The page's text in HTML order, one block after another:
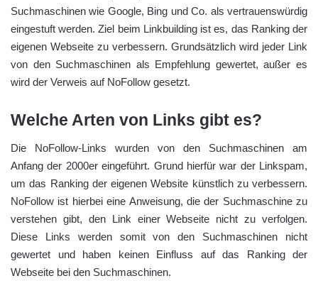
Suchmaschinen wie Google, Bing und Co. als vertrauenswürdig
eingestuft werden. Ziel beim Linkbuilding ist es, das Ranking der
eigenen Webseite zu verbessern. Grundsätzlich wird jeder Link
von den Suchmaschinen als Empfehlung gewertet, außer es
wird der Verweis auf NoFollow gesetzt.
Welche Arten von Links gibt es?
Die NoFollow-Links wurden von den Suchmaschinen am
Anfang der 2000er eingeführt. Grund hierfür war der Linkspam,
um das Ranking der eigenen Website künstlich zu verbessern.
NoFollow ist hierbei eine Anweisung, die der Suchmaschine zu
verstehen gibt, den Link einer Webseite nicht zu verfolgen.
Diese Links werden somit von den Suchmaschinen nicht
gewertet und haben keinen Einfluss auf das Ranking der
Webseite bei den Suchmaschinen.